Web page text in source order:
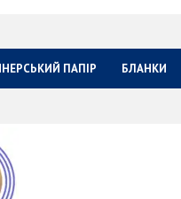
ПАПІР БЛАНКИ